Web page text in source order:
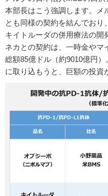
本部長はこう強調します。メ
とも同様の契約を結んでおり
キイトルーダの併用療法の開
ネカとの契約は、一時金やマ
総額85億ドル（約9010億円
に取り込もうと、巨額の投資